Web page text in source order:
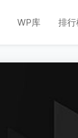
WP库 排